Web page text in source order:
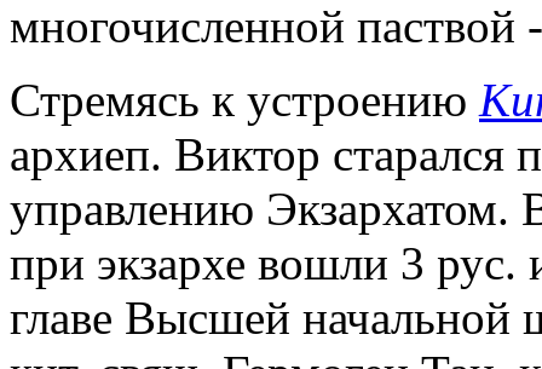
многочисленной паствой
Стремясь к устроению
архиеп. Виктор старался
управлению Экзархатом.
при экзархе вошли 3 рус.
главе Высшей начальной